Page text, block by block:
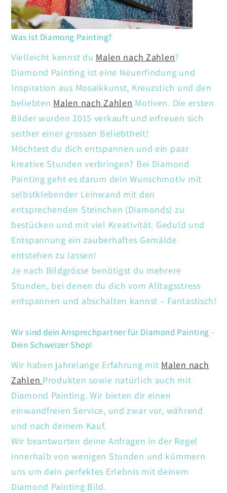
Was ist Diamong Painting?
Vielleicht kennst du Malen nach Zahlen?
Diamond Painting ist eine Neuerfindung und
Inspiration aus Mosaikkunst, Kreuzstich und den
beliebten Malen nach Zahlen Motiven. Die ersten
Bilder wurden 2015 verkauft und erfreuen sich
seither einer grossen Beliebtheit!
Möchtest du dich entspannen und ein paar
kreative Stunden verbringen? Bei Diamond
Painting geht es darum dein Wunschmotiv mit
selbstklebender Leinwand mit den
entsprechenden Steinchen (Diamonds) zu
bestücken und mit viel Kreativität. Geduld und
Entspannung ein zauberhaftes Gemälde
entstehen zu lassen!
Je nach Bildgrösse benötigst du mehrere
Stunden, bei denen du dich vom Alltagsstress
entspannen und abschalten kannst – Fantastisch!
Wir sind dein Ansprechpartner für Diamond Painting -
Dein Schweizer Shop!
Wir haben jahrelange Erfahrung mit Malen nach
Zahlen Produkten sowie natürlich auch mit
Diamond Painting. Wir bieten dir einen
einwandfreien Service, und zwar vor, während
und nach deinem Kauf.
Wir beantworten deine Anfragen in der Regel
innerhalb von wenigen Stunden und kümmern
uns um dein perfektes Erlebnis mit deinem
Diamond Painting Bild.